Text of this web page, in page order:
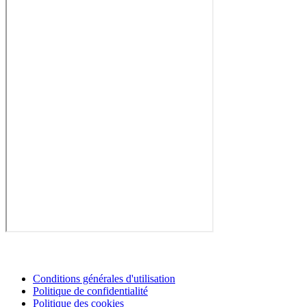
Conditions générales d'utilisation
Politique de confidentialité
Politique des cookies